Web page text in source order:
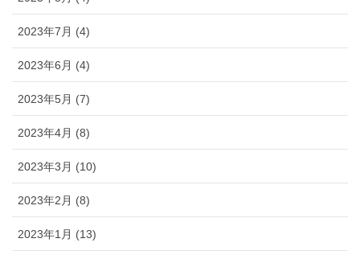
2023年7月 (4)
2023年6月 (4)
2023年5月 (7)
2023年4月 (8)
2023年3月 (10)
2023年2月 (8)
2023年1月 (13)